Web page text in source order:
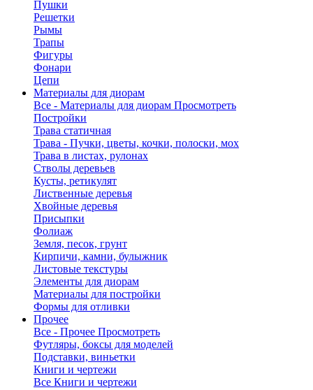
Пушки
Решетки
Рымы
Трапы
Фигуры
Фонари
Цепи
Материалы для диорам
Все - Материалы для диорам Просмотреть
Постройки
Трава статичная
Трава - Пучки, цветы, кочки, полоски, мох
Трава в листах, рулонах
Стволы деревьев
Кусты, ретикулят
Лиственные деревья
Хвойные деревья
Присыпки
Фолиаж
Земля, песок, грунт
Кирпичи, камни, булыжник
Листовые текстуры
Элементы для диорам
Материалы для постройки
Формы для отливки
Прочее
Все - Прочее Просмотреть
Футляры, боксы для моделей
Подставки, виньетки
Книги и чертежи
Все Книги и чертежи